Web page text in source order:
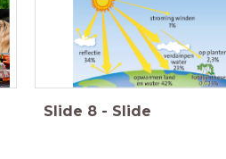
Slide 8 - Slide